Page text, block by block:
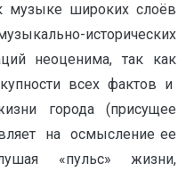
музыке широких слоёв
исторических
неоценима, так как
всех фактов и
города (присущее
на осмысление ее
«пульс» жизни,